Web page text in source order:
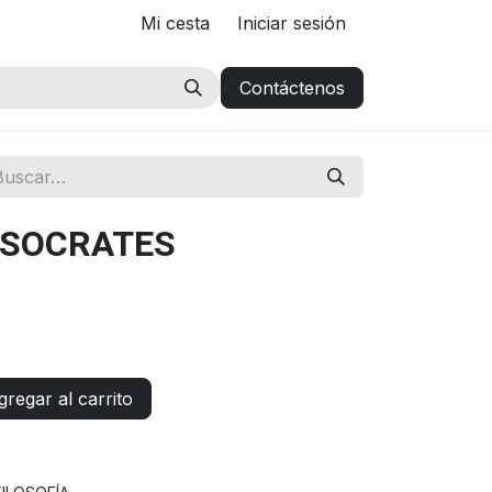
Mi cesta Iniciar sesión
Contáctenos
al carrito